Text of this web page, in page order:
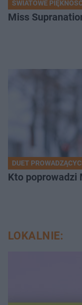
ŚWIATOWE
Miss
DUET
Kto poprowadzi
LOKALNIE: